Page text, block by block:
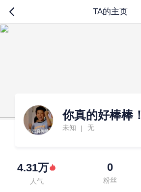
TA的主页
你真的好棒棒！
未知
| 无
4.31万
人气
0
粉丝